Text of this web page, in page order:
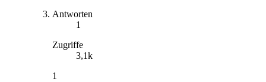
Antworten
1
Zugriffe
3,1k
1